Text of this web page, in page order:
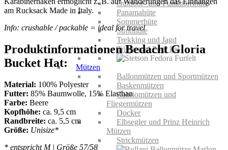
Outdoor- und Funktionshüte
Panamahüte
Sommerhüte
Strohhüte
Trekking und Jagd
Trilby und Pork Pie
Mützen
Ballonmützen und Sportmützen
Baskenmützen
Cabriomützen und
Fliegermützen
Docker
Elbsegler und Prinz Heinrich
Mützen
Strickmützen
am Rucksack Made in Italy.
Info: crushable / packable = ideal for travel
Produktinformationen Bedacht Gloria
Bucket Hat:
Material: 100% Polyester
Futter: 85% Baumwolle, 15% Elasthan
Farbe: Beere
Kopfhöhe: ca. 9,5 cm
Randbreite: ca. 5,5 cm
Größe: Unisize*
* entspricht M | Größe 57/58